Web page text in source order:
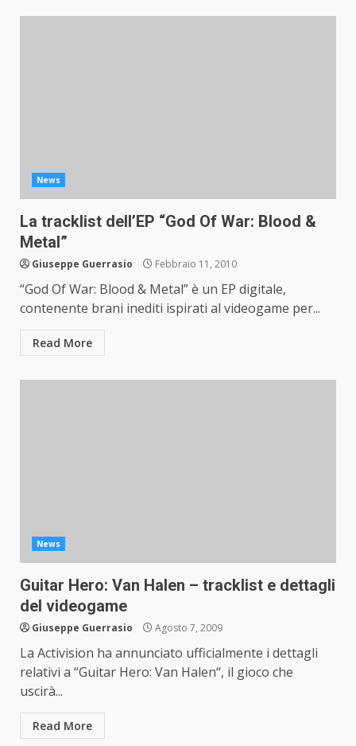
News
La tracklist dell’EP “God Of War: Blood &
Metal”
Giuseppe Guerrasio Febbraio 11, 2010
“God Of War: Blood & Metal” è un EP digitale,
contenente brani inediti ispirati al videogame per...
Read More
News
Guitar Hero: Van Halen – tracklist e dettagli
del videogame
Giuseppe Guerrasio Agosto 7, 2009
La Activision ha annunciato ufficialmente i dettagli
relativi a “Guitar Hero: Van Halen“, il gioco che
uscirà...
Read More